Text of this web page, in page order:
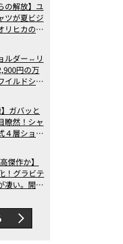
版）
の解放】ユ
ツが夏ビジ
リヒカの透
ルダー⇔リ
円の万
イルドシン
スト3】
ガバッと
瞭然！シャ
４層ショル
傑作か】
！グラビテ
凄い。開発
衝撃